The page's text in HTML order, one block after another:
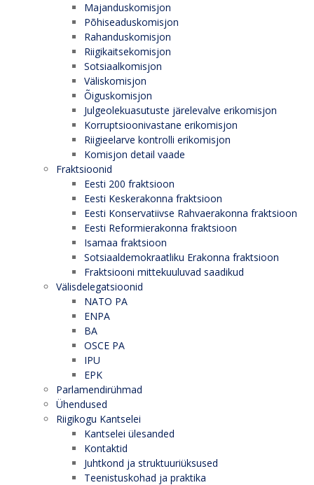
Majanduskomisjon
Põhiseaduskomisjon
Rahanduskomisjon
Riigikaitsekomisjon
Sotsiaalkomisjon
Väliskomisjon
Õiguskomisjon
Julgeolekuasutuste järelevalve erikomisjon
Korruptsioonivastane erikomisjon
Riigieelarve kontrolli erikomisjon
Komisjon detail vaade
Fraktsioonid
Eesti 200 fraktsioon
Eesti Keskerakonna fraktsioon
Eesti Konservatiivse Rahvaerakonna fraktsioon
Eesti Reformierakonna fraktsioon
Isamaa fraktsioon
Sotsiaaldemokraatliku Erakonna fraktsioon
Fraktsiooni mittekuuluvad saadikud
Välisdelegatsioonid
NATO PA
ENPA
BA
OSCE PA
IPU
EPK
Parlamendirühmad
Ühendused
Riigikogu Kantselei
Kantselei ülesanded
Kontaktid
Juhtkond ja struktuuriüksused
Teenistuskohad ja praktika